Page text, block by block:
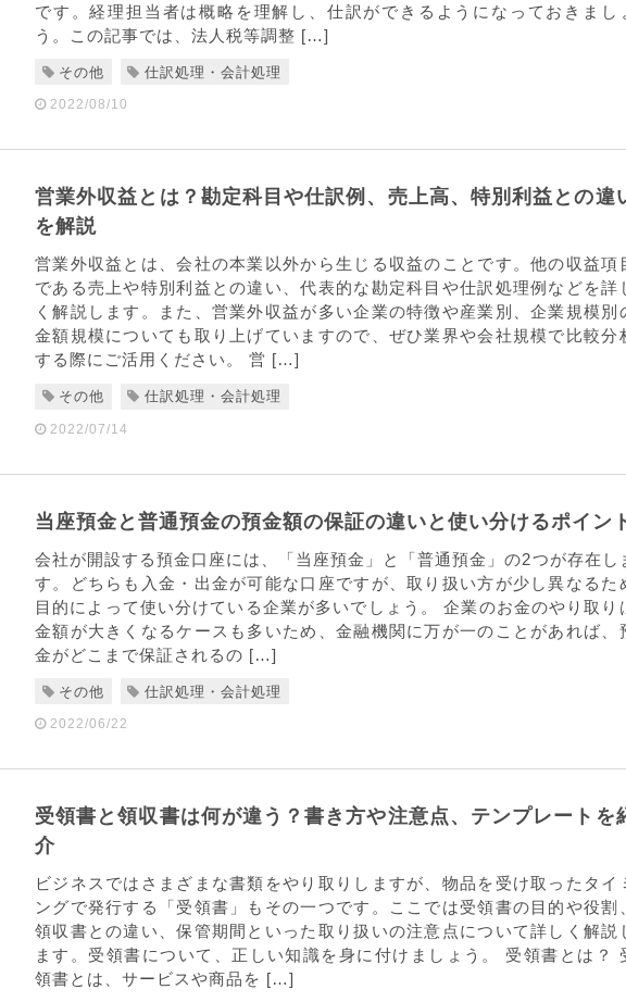
です。経理担当者は概略を理解し、仕訳ができるようになっておきまし
う。この記事では、法人税等調整 […]
その他 仕訳処理・会計処理
2022/08/10
営業外収益とは？勘定科目や仕訳例、売上高、特別利益との違
を解説
営業外収益とは、会社の本業以外から生じる収益のことです。他の収益項
である売上や特別利益との違い、代表的な勘定科目や仕訳処理例などを詳
く解説します。また、営業外収益が多い企業の特徴や産業別、企業規模別
金額規模についても取り上げていますので、ぜひ業界や会社規模で比較分
する際にご活用ください。 営 […]
その他 仕訳処理・会計処理
2022/07/14
当座預金と普通預金の預金額の保証の違いと使い分けるポイン
会社が開設する預金口座には、「当座預金」と「普通預金」の2つが存在し
す。どちらも入金・出金が可能な口座ですが、取り扱い方が少し異なるた
目的によって使い分けている企業が多いでしょう。 企業のお金のやり取り
金額が大きくなるケースも多いため、金融機関に万が一のことがあれば、
金がどこまで保証されるの […]
その他 仕訳処理・会計処理
2022/06/22
受領書と領収書は何が違う？書き方や注意点、テンプレートを
介
ビジネスではさまざまな書類をやり取りしますが、物品を受け取ったタイ
ングで発行する「受領書」もその一つです。ここでは受領書の目的や役割
領収書との違い、保管期間といった取り扱いの注意点について詳しく解説
ます。受領書について、正しい知識を身に付けましょう。 受領書とは？
領書とは、サービスや商品を […]